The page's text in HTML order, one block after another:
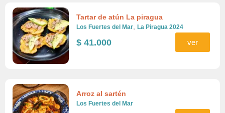
Tartar de atún La piragua
Los Fuertes del Mar, La Piragua 2024
$ 41.000 ver
Arroz al sartén
Los Fuertes del Mar